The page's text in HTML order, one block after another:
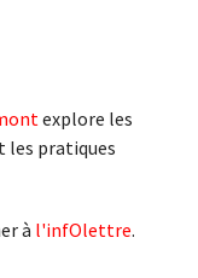
explore les
les pratiques
à l'infOlettre.